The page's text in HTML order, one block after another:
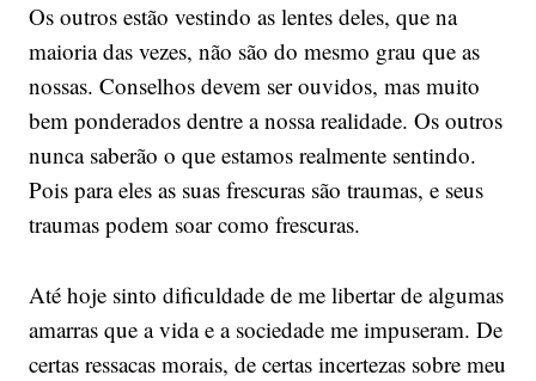
Os outros estão vestindo as lentes deles, que na
maioria das vezes, não são do mesmo grau que as
nossas. Conselhos devem ser ouvidos, mas muito
bem ponderados dentre a nossa realidade. Os outros
nunca saberão o que estamos realmente sentindo.
Pois para eles as suas frescuras são traumas, e seus
traumas podem soar como frescuras.
Até hoje sinto dificuldade de me libertar de algumas
amarras que a vida e a sociedade me impuseram. De
certas ressacas morais, de certas incertezas sobre meu